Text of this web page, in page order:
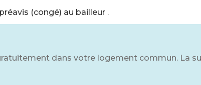
préavis (congé) au bailleur .
dans votre logement commun. La